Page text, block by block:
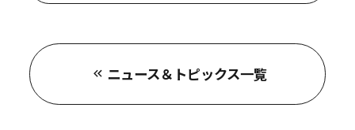
ニュース＆トピックス一覧